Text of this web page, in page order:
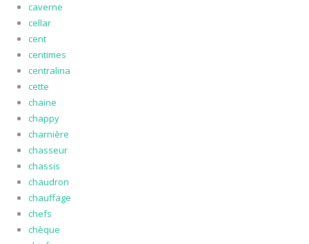
caverne
cellar
cent
centimes
centralina
cette
chaine
chappy
charnière
chasseur
chassis
chaudron
chauffage
chefs
chèque